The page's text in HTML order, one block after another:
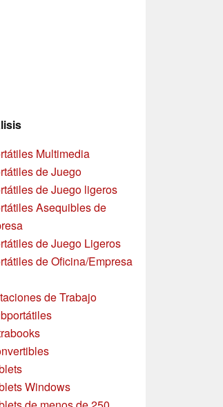
Multimedia
de Juego
de Juego ligeros
Asequibles de
de Juego Ligeros
de Oficina/Empresa
de Trabajo
Windows